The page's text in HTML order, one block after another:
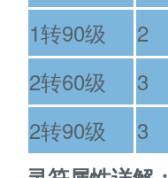
1转90级
2
2转60级
3
2转90级
3